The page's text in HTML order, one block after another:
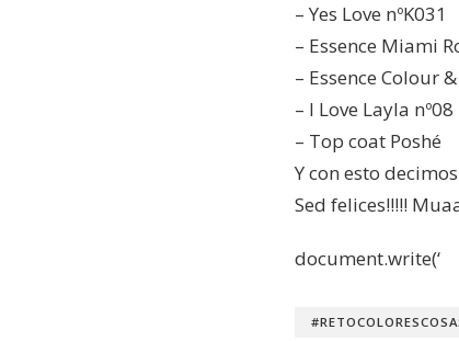
– Yes Love nºK031
– Essence Miami
– Essence Colour
– I Love Layla nº08
– Top coat Poshé
Y con esto
Sed felices!!!!!
document.write(‘